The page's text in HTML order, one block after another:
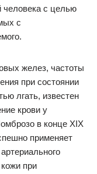
человека с целью
с
желез, частоты
при состоянии
лгать, известен
крови у
в конце XIX
применяет
при